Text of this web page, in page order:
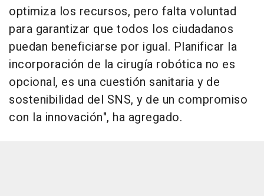
optimiza los recursos, pero falta voluntad
para garantizar que todos los ciudadanos
puedan beneficiarse por igual. Planificar la
incorporación de la cirugía robótica no es
opcional, es una cuestión sanitaria y de
sostenibilidad del SNS, y de un compromiso
con la innovación", ha agregado.